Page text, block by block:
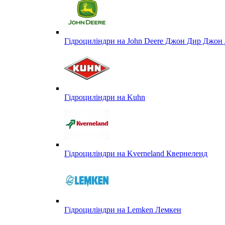
Гідроциліндри на John Deere Джон Дир Джон
Гідроциліндри на Kuhn
Гідроциліндри на Kverneland Квернеленд
Гідроциліндри на Lemken Лемкен